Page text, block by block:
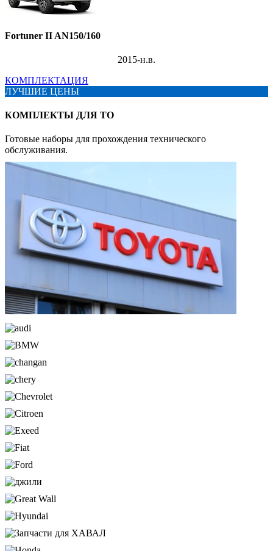
Fortuner II AN150/160
2015-н.в.
КОМПЛЕКТАЦИЯ
ЛУЧШИЕ ЦЕНЫ
КОМПЛЕКТЫ ДЛЯ ТО
Готовые наборы для прохождения технического
обслуживания.